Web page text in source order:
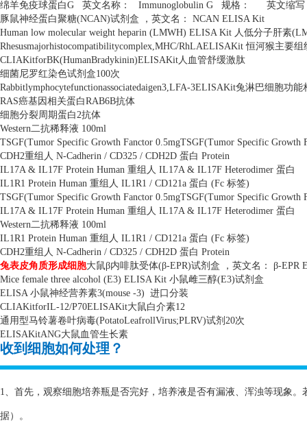
绵羊免疫球蛋白G 英文名称： Immunoglobulin G 规格：
英文缩写
豚鼠神经蛋白聚糖(NCAN)试剂盒 ，英文名：
NCAN ELISA Kit
Human low molecular weight heparin (LMWH) ELISA Kit 人低分子肝素
Rhesusmajorhistocompatibilitycomplex,MHC/RhLAELISAKit恒河猴主要组
CLIAKitforBK(HumanBradykinin)ELISAKit人血管舒缓激肽
细菌尼罗红染色试剂盒100次
Rabbitlymphocytefunctionassociatedaigen3,LFA-3ELISAKit兔淋巴细胞功能
RAS癌基因相关蛋白RAB6B抗体
细胞分裂周期蛋白2抗体
Western二抗稀释液 100ml
TSGF(Tumor Specific Growth Fanctor 0.5mgTSGF(Tumor Specific Growth
CDH2重组人 N-Cadherin / CD325 / CDH2D 蛋白 Protein
IL17A & IL17F Protein Human 重组人 IL17A & IL17F Heterodimer 蛋白
IL1R1 Protein Human 重组人 IL1R1 / CD121a 蛋白 (Fc 标签)
TSGF(Tumor Specific Growth Fanctor 0.5mgTSGF(Tumor Specific Growth
IL17A & IL17F Protein Human 重组人 IL17A & IL17F Heterodimer 蛋白
Western二抗稀释液 100ml
IL1R1 Protein Human 重组人 IL1R1 / CD121a 蛋白 (Fc 标签)
CDH2重组人 N-Cadherin / CD325 / CDH2D 蛋白 Protein
兔表皮角质形成细胞大鼠β内啡肽受体(β-EPR)试剂盒 ，英文名： β-EPR
Mice female three alcohol (E3) ELISA Kit 小鼠雌三醇(E3)试剂盒
ELISA 小鼠神经营养素3(mouse -3) 进口分装
CLIAKitforIL-12/P70ELISAKit大鼠白介素12
通用型马铃薯卷叶病毒(PotatoLeafrollVirus;PLRV)试剂 20次
ELISAKitANG大鼠血管生长素
收到细胞如何处理？
1、首先，观察细胞培养瓶是否完好，培养液是否有漏液、浑浊等现象
据）。